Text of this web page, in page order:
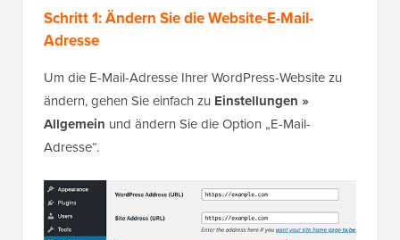
Schritt 1: Ändern Sie die Website-E-Mail-
Adresse
Um die E-Mail-Adresse Ihrer WordPress-Website zu
ändern, gehen Sie einfach zu Einstellungen »
Allgemein und ändern Sie die Option „E-Mail-
Adresse“.